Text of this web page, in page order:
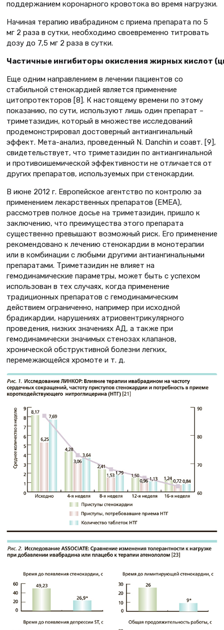
поддержанием коронарного кровотока во время нагрузки.
Начиная терапию ивабрадином с приема препарата по 5
мг 2 раза в сутки, необходимо своевременно титровать
дозу до 7,5 мг 2 раза в сутки.
Частичные ингибиторы окисления жирных кислот
Еще одним направлением в лечении пациентов со
стабильной стенокардией является применение
цитопротекторов [8]. К настоящему времени по этому
показанию, по сути, используют лишь один препарат –
триметазидин, который в множестве исследований
продемонстрировал достоверный антиангинальный
эффект. Мета-анализ, проведенный N. Danchin и соавт. [9],
свидетельствует, что триметазидин по антиангинальной
и противоишемической эффективности не отличается от
других препаратов, используемых при стенокардии.
В июне 2012 г. Европейское агентство по контролю за
применением лекарственных препаратов (EMEA),
рассмотрев полное досье на триметазидин, пришло к
заключению, что преимущества этого препарата
существенно превышают возможный риск. Его применение
рекомендовано к лечению стенокардии в монотерапии
или в комбинации с любыми другими антиангинальными
препаратами. Триметазидин не влияет на
гемодинамические параметры, может быть с успехом
использован в тех случаях, когда применение
традиционных препаратов с гемодинамическим
действием ограниченно, например при исходной
брадикардии, нарушениях атриовентрикулярного
проведения, низких значениях АД, а также при
гемодинамически значимых стенозах клапанов,
хронической обструктивной болезни легких,
перемежающейся хромоте и т. д.